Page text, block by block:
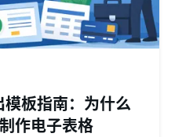
板指南：为什么
作电子表格